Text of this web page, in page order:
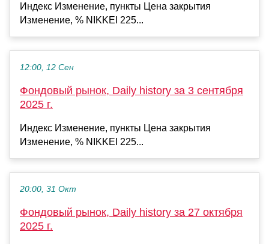
Индекс Изменение, пункты Цена закрытия
Изменение, % NIKKEI 225...
12:00, 12 Сен
Фондовый рынок, Daily history за 3 сентября
2025 г.
Индекс Изменение, пункты Цена закрытия
Изменение, % NIKKEI 225...
20:00, 31 Окт
Фондовый рынок, Daily history за 27 октября
2025 г.